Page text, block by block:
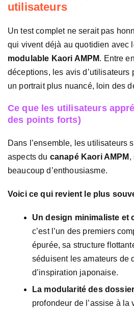
utilisateurs
Un test complet ne serait pas
qui vivent déjà au quotidien avec
modulable Kaori AMPM. Entre
déceptions, les avis d’utilisateurs
un portrait plus nuancé, loin des
Ce que les utilisateurs
des points forts)
Dans l’ensemble, les utilisateurs
aspects du canapé Kaori AMPM ,
beaucoup d’enthousiasme.
Voici ce qui revient le plus
Un design minimaliste et
c’est l’un des premiers
épurée, sa structure
séduisent les amateurs de
d’inspiration japonaise.
La modularité des
profondeur de l’assise à